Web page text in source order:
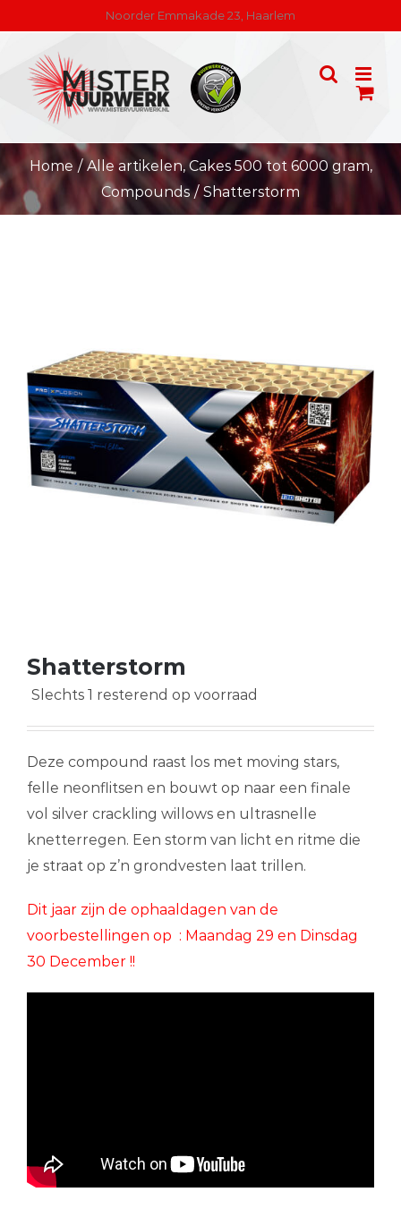
content
Noorder Emmakade 23, Haarlem
Home / Alle artikelen,Cakes 500 tot 6000 gram,
Compounds / Shatterstorm
Shatterstorm
Slechts 1 resterend op voorraad
Deze compound raast los met moving stars,
felle neonflitsen en bouwt op naar een finale
vol silver crackling willows en ultrasnelle
knetterregen. Een storm van licht en ritme die
je straat op z’n grondvesten laat trillen.
Dit jaar zijn de ophaaldagen van de
voorbestellingen op : Maandag 29 en Dinsdag
30 December !!